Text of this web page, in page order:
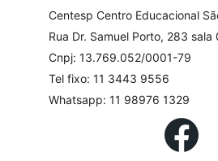
Centesp Centro Educacional
Rua Dr. Samuel Porto, 283 sala
Cnpj: 13.769.052/0001-79
Tel fixo: 11 3443 9556
Whatsapp: 11 98976 1329